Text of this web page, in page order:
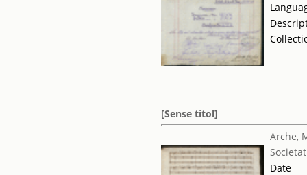
[Sense títol]
Arche,
Date